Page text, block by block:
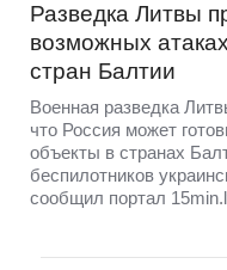
Разведка Литвы
возможных
стран Балтии
Военная разведка
что Россия может
объекты в странах
беспилотников
сообщил портал